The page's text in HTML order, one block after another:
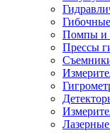
Помпы и
Прессы